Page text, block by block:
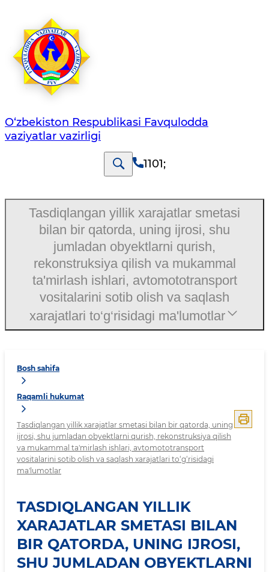
O‘zbеkistоn Rеspublikаsi Favqulodda
vaziyatlar vazirligi
1101;
Bosh sahifa
Raqamli hukumat
Tasdiqlangan yillik xarajatlar smetasi bilan bir qatorda, uning
ijrosi, shu jumladan obyektlarni qurish, rekonstruksiya qilish
va mukammal ta'mirlash ishlari, avtomototransport
vositalarini sotib olish va saqlash xarajatlari to‘g‘risidagi
ma'lumotlar
TASDIQLANGAN YILLIK
XARAJATLAR SMETASI BILAN
BIR QATORDA, UNING IJROSI,
SHU JUMLADAN OBYEKTLARNI
Tasdiqlangan yillik xarajatlar smetasi
bilan bir qatorda, uning ijrosi, shu
jumladan obyektlarni qurish,
rekonstruksiya qilish va mukammal
ta'mirlash ishlari, avtomototransport
vositalarini sotib olish va saqlash
xarajatlari to‘g‘risidagi ma'lumotlar